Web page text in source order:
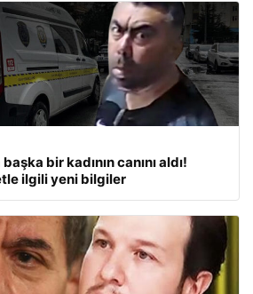
bir kadının canını aldı!
ilgili yeni bilgiler